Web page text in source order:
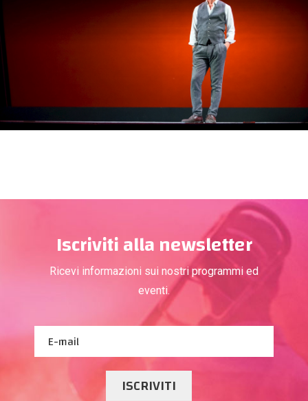
Iscriviti alla newsletter
Ricevi informazioni sui nostri programmi ed
eventi.
ISCRIVITI